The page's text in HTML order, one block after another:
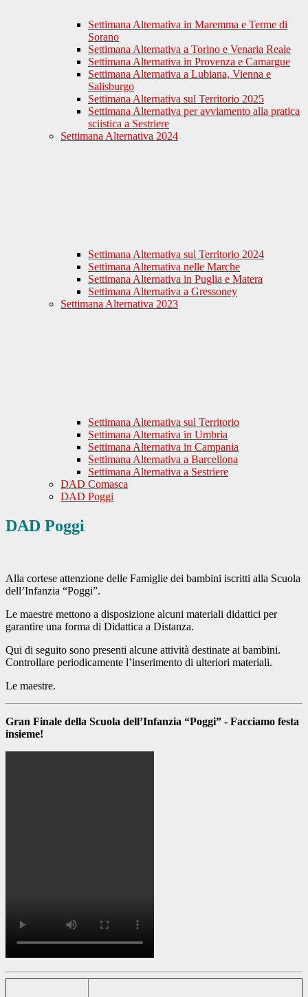
Settimana Alternativa in Maremma e Terme di
Sorano
Settimana Alternativa a Torino e Venaria Reale
Settimana Alternativa in Provenza e Camargue
Settimana Alternativa a Lubiana, Vienna e
Salisburgo
Settimana Alternativa sul Territorio 2025
Settimana Alternativa per avviamento alla pratica
sciistica a Sestriere
Settimana Alternativa 2024
Settimana Alternativa sul Territorio 2024
Settimana Alternativa nelle Marche
Settimana Alternativa in Puglia e Matera
Settimana Alternativa a Gressoney
Settimana Alternativa 2023
Settimana Alternativa sul Territorio
Settimana Alternativa in Umbria
Settimana Alternativa in Campania
Settimana Alternativa a Barcellona
Settimana Alternativa a Sestriere
DAD Comasca
DAD Poggi
DAD Poggi
Alla cortese attenzione delle Famiglie dei bambini iscritti alla Scuola
dell’Infanzia “Poggi”.
Le maestre mettono a disposizione alcuni materiali didattici per
garantire una forma di Didattica a Distanza.
Qui di seguito sono presenti alcune attività destinate ai bambini.
Controllare periodicamente l’inserimento di ulteriori materiali.
Le maestre.
Gran Finale della Scuola dell’Infanzia “Poggi” - Facciamo festa
insieme!